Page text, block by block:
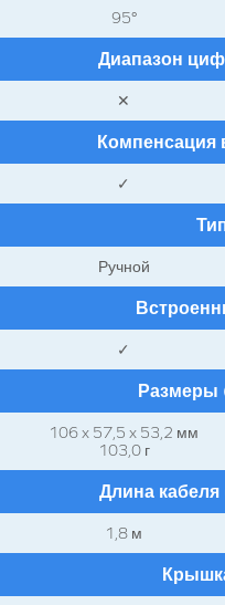
95°
Диапазон
✕
Компенсация
✓
Ручной
✓
Размеры
106 x 57,5 x 53,2 мм
103,0 г
Длина кабеля
1,8 м